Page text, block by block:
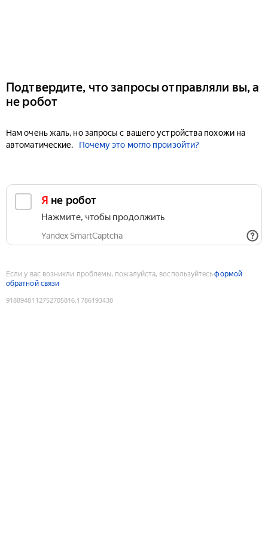
Подтвердите, что запросы отправляли вы, а
не робот
Нам очень жаль, но запросы с вашего устройства похожи на
автоматические.
Почему это могло произойти?
Я не робот
Нажмите, чтобы продолжить
Yandex SmartCaptcha
Если у вас возникли проблемы, пожалуйста, воспользуйтесьформой
обратной связи
9188948112752705816:1786193438